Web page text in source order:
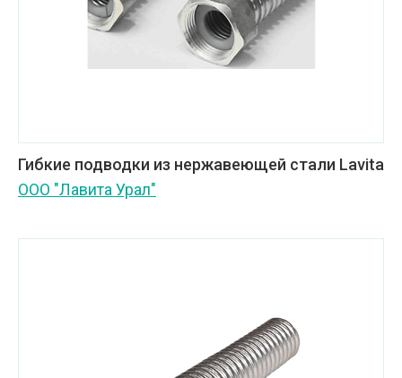
Гибкие подводки из нержавеющей стали Lavita
ООО "Лавита Урал"